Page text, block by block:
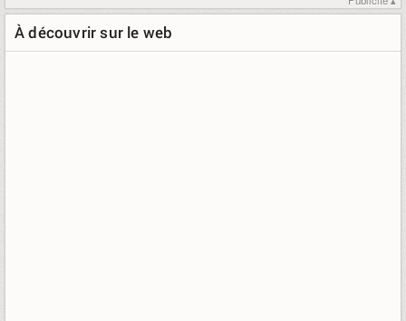
À découvrir sur le web